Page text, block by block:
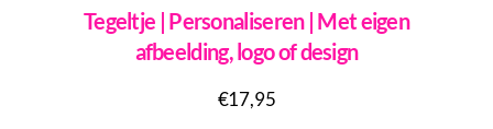
Tegeltje | Personaliseren | Met eigen
afbeelding, logo of design
€17,95